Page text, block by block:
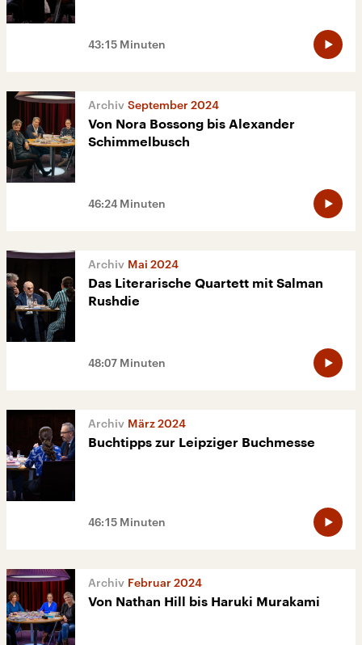
43:15 Minuten
September 2024
Von Nora Bossong bis Alexander
Schimmelbusch
46:24 Minuten
Mai 2024
Das Literarische Quartett mit Salman
Rushdie
48:07 Minuten
März 2024
Buchtipps zur Leipziger Buchmesse
46:15 Minuten
Februar 2024
Von Nathan Hill bis Haruki Murakami